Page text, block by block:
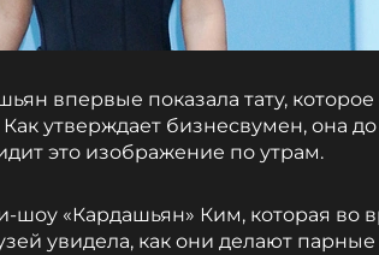
впервые показала тату, которое
утверждает бизнесвумен, она
это изображение по утрам.
шоу «Кардашьян» Ким, которая во
увидела, как они делают парные